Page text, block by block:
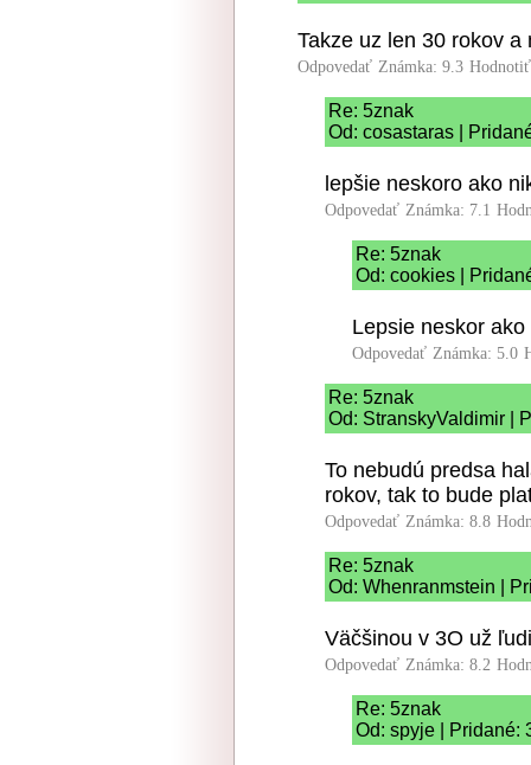
Takze uz len 30 rokov a
Odpovedať Známka: 9.3
Re: 5znak
Od: cosastaras |
lepšie neskoro ako
Odpovedať Známka: 7.1
Re: 5znak
Od: cookies |
Lepsie neskor
Odpovedať Známka: 5.0
Re: 5znak
Od: StranskyValdimir |
To nebudú predsa
rokov, tak to bude
Odpovedať Známka: 8.8
Re: 5znak
Od: Whenranmstein |
Väčšinou v 3O už
Odpovedať Známka: 8.2
Re: 5znak
Od: spyje | Pridané: